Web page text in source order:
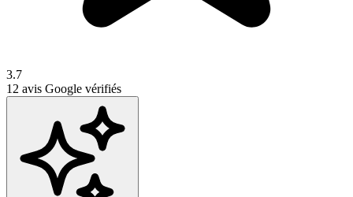
3.7
12 avis Google vérifiés